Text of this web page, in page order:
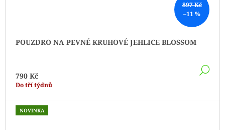
897 Kč
–11 %
POUZDRO NA PEVNÉ KRUHOVÉ JEHLICE BLOSSOM
790 Kč
Do tří týdnů
NOVINKA